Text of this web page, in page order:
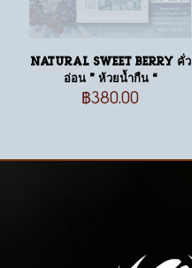
Natural Sweet berry คั่ว
อ่อน ” ห้วยน้ำกืน “
฿380.00